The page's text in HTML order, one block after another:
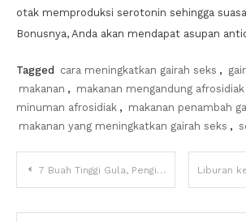
otak memproduksi serotonin sehingga
Bonusnya, Anda akan mendapat asupan
Tagged cara meningkatkan gairah seks ,
makanan , makanan mengandung afrosidiak
minuman afrosidiak , makanan penambah
makanan yang meningkatkan gairah seks ,
Navigasi
pos
7 Buah Tinggi Gula, Pengidap Diabetes Harus Hati-hati